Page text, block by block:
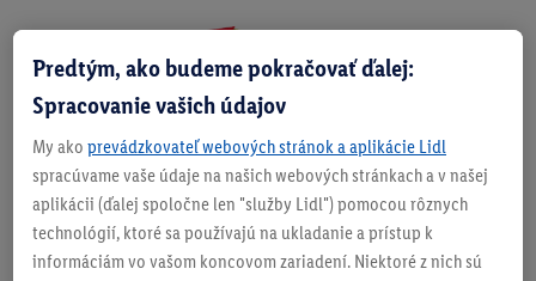
Zistite svoju veľkosť
O produkte
Predtým, ako budeme pokračovať ďalej:
Spracovanie vašich údajov
My ako prevádzkovateľ webových stránok a aplikácie Lidl
spracúvame vaše údaje na našich webových stránkach a v našej
aplikácii (ďalej spoločne len "služby Lidl") pomocou rôznych
technológií, ktoré sa používajú na ukladanie a prístup k
informáciám vo vašom koncovom zariadení. Niektoré z nich sú